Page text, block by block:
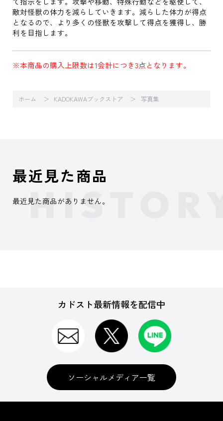
敵対怪獣の体力を減らしていきます。減らした体力が得点
となるので、より多くの怪獣を攻撃して得点を獲得し、勝
利を目指します。
※本商品の購入上限数は1会計につき3点となります。
ホーム KADOKAWAブックストア 写真集
最近見た商品
最近見た商品がありません。
カドスト最新情報を配信中
ソーシャルメディア一覧